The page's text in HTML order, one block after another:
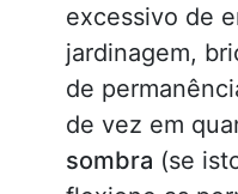
excessivo de
jardinagem,
de
de vez em
sombra (se